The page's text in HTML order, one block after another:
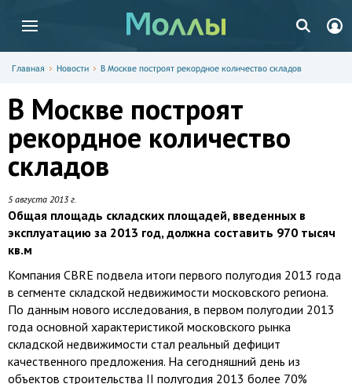
Главная Новости В Москве построят рекордное количество складов
В Москве построят
рекордное количество
складов
5 августа 2013 г.
Общая площадь складских площадей, введенных в
эксплуатацию за 2013 год, должна составить 970 тысяч
кв.м
Компания CBRE подвела итоги первого полугодия 2013 года
в сегменте складской недвижимости московского региона.
По данным нового исследования, в первом полугодии 2013
года основной характеристикой московского рынка
складской недвижимости стал реальный дефицит
качественного предложения. На сегодняшний день из
объектов строительства II полугодия 2013 более 70%